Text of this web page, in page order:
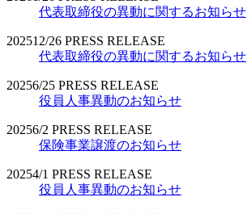
代表取締役の異動に関するお知らせ
202512/26 PRESS RELEASE
代表取締役の異動に関するお知らせ
20256/25 PRESS RELEASE
役員人事異動のお知らせ
20256/2 PRESS RELEASE
保険事業譲渡のお知らせ
20254/1 PRESS RELEASE
役員人事異動のお知らせ